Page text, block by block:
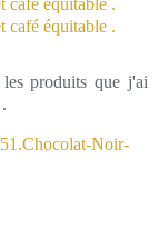
produits que j'ai
Noir-